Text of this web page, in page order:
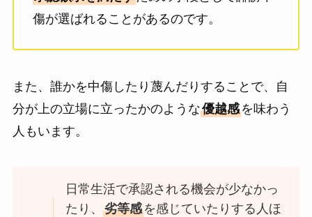
傷が選ばれることがあるのです。
また、誰かを中傷したり蔑んだりすることで、自
分が上の立場に立ったかのような優越感を味わう
人もいます。
日常生活で承認される機会が少なかっ
たり、劣等感を感じていたりする人ほ